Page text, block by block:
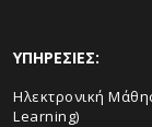
ΥΠΗΡΕΣΙΕΣ:
Ηλεκτρονική
Learning)